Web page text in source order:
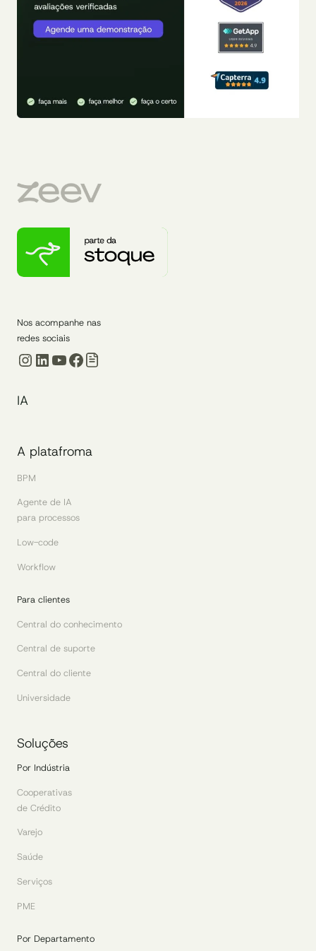
Nos acompanhe nas
redes sociais
Instagram
LinkedIn
Youtube
Facebook
IA
A platafroma
BPM
Agente de IA
para processos
Low-code
Workflow
Para clientes
Central do conhecimento
Central de suporte
Central do cliente
Universidade
Soluções
Por Indústria
Cooperativas
de Crédito
Varejo
Saúde
Serviços
PME
Por Departamento